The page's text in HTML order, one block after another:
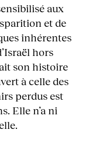
aux
et de
inhérentes
hors
son histoire
à celle des
perdus est
Elle n’a ni